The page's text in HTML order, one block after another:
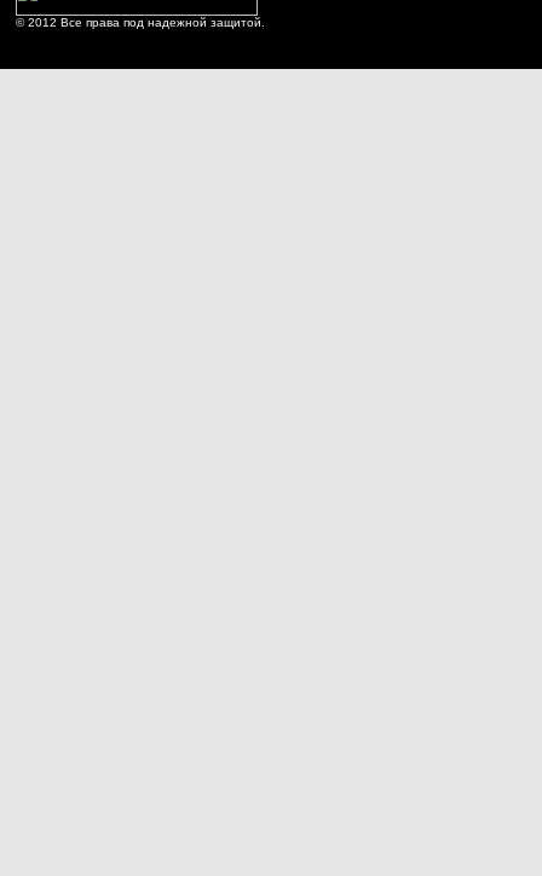
© 2012 Все права под надежной защитой.